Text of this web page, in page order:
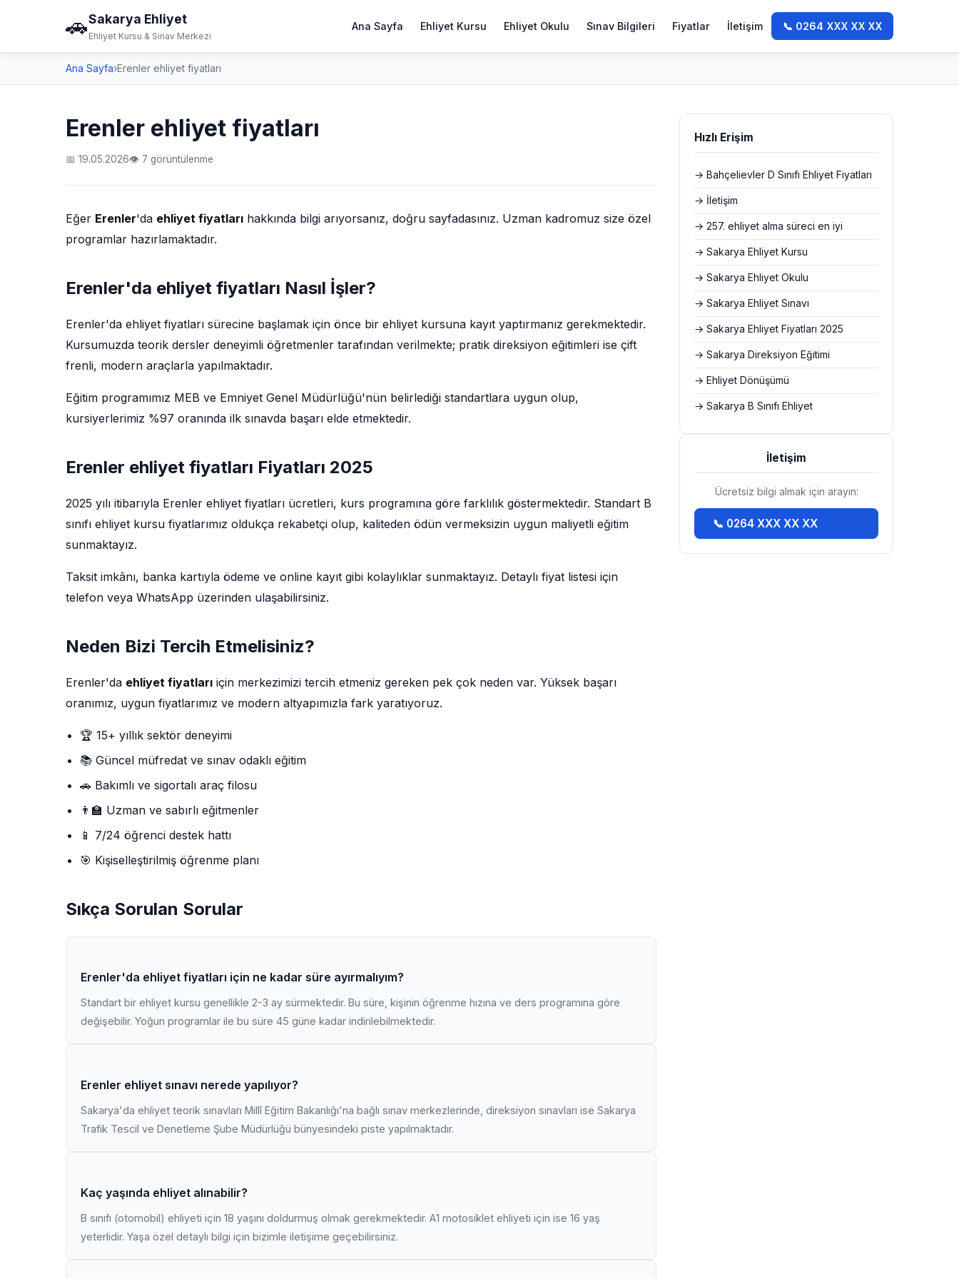
🚗Sakarya Ehliyet
Ehliyet Kursu & Sınav Merkezi
Ana Sayfa Ehliyet Kursu Ehliyet Okulu Sınav Bilgileri Fiyatlar İletişim 📞 0264 XXX XX XX
Ana Sayfa›Erenler ehliyet fiyatları
Erenler ehliyet fiyatları
📅 19.05.2026👁 7 görüntülenme
Eğer Erenler'da ehliyet fiyatları hakkında bilgi arıyorsanız, doğru sayfadasınız. Uzman kadromuz size özel
programlar hazırlamaktadır.
Erenler'da ehliyet fiyatları Nasıl İşler?
Erenler'da ehliyet fiyatları sürecine başlamak için önce bir ehliyet kursuna kayıt yaptırmanız gerekmektedir.
Kursumuzda teorik dersler deneyimli öğretmenler tarafından verilmekte; pratik direksiyon eğitimleri ise çift
frenli, modern araçlarla yapılmaktadır.
Eğitim programımız MEB ve Emniyet Genel Müdürlüğü'nün belirlediği standartlara uygun olup,
kursiyerlerimiz %97 oranında ilk sınavda başarı elde etmektedir.
Erenler ehliyet fiyatları Fiyatları 2025
2025 yılı itibarıyla Erenler ehliyet fiyatları ücretleri, kurs programına göre farklılık göstermektedir. Standart B
sınıfı ehliyet kursu fiyatlarımız oldukça rekabetçi olup, kaliteden ödün vermeksizin uygun maliyetli eğitim
sunmaktayız.
Taksit imkânı, banka kartıyla ödeme ve online kayıt gibi kolaylıklar sunmaktayız. Detaylı fiyat listesi için
telefon veya WhatsApp üzerinden ulaşabilirsiniz.
Neden Bizi Tercih Etmelisiniz?
Erenler'da ehliyet fiyatları için merkezimizi tercih etmeniz gereken pek çok neden var. Yüksek başarı
oranımız, uygun fiyatlarımız ve modern altyapımızla fark yaratıyoruz.
🏆 15+ yıllık sektör deneyimi
📚 Güncel müfredat ve sınav odaklı eğitim
🚗 Bakımlı ve sigortalı araç filosu
👨‍🏫 Uzman ve sabırlı eğitmenler
📱 7/24 öğrenci destek hattı
🎯 Kişiselleştirilmiş öğrenme planı
Sıkça Sorulan Sorular
Erenler'da ehliyet fiyatları için ne kadar süre ayırmalıyım?
Standart bir ehliyet kursu genellikle 2-3 ay sürmektedir. Bu süre, kişinin öğrenme hızına ve ders programına göre
değişebilir. Yoğun programlar ile bu süre 45 güne kadar indirilebilmektedir.
Erenler ehliyet sınavı nerede yapılıyor?
Sakarya'da ehliyet teorik sınavları Millî Eğitim Bakanlığı'na bağlı sınav merkezlerinde, direksiyon sınavları ise Sakarya
Trafik Tescil ve Denetleme Şube Müdürlüğü bünyesindeki piste yapılmaktadır.
Kaç yaşında ehliyet alınabilir?
B sınıfı (otomobil) ehliyeti için 18 yaşını doldurmuş olmak gerekmektedir. A1 motosiklet ehliyeti için ise 16 yaş
yeterlidir. Yaşa özel detaylı bilgi için bizimle iletişime geçebilirsiniz.
Hızlı Erişim
→ Bahçelievler D Sınıfı Ehliyet Fiyatları
→ İletişim
→ 257. ehliyet alma süreci en iyi
→ Sakarya Ehliyet Kursu
→ Sakarya Ehliyet Okulu
→ Sakarya Ehliyet Sınavı
→ Sakarya Ehliyet Fiyatları 2025
→ Sakarya Direksiyon Eğitimi
→ Ehliyet Dönüşümü
→ Sakarya B Sınıfı Ehliyet
İletişim
Ücretsiz bilgi almak için arayın:
📞 0264 XXX XX XX